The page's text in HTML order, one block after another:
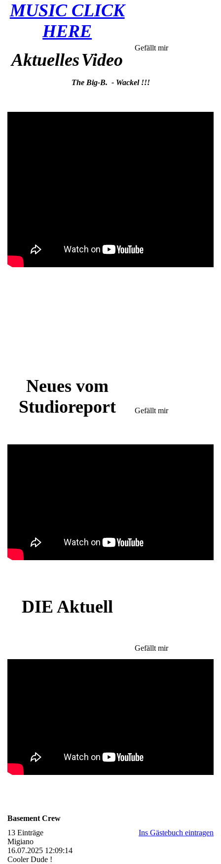
Gefällt mir
MUSIC CLICK
HERE
AktuellesVideo
The Big-B. - Wackel !!!
Gefällt mir
Neues vom
Studioreport
Gefällt mir
DIE Aktuell
Basement Crew
13 Einträge
Ins Gästebuch eintragen
Migiano
16.07.2025 12:09:14
Cooler Dude !